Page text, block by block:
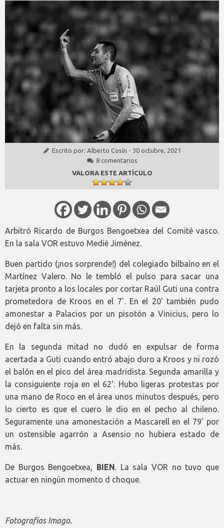
Escrito por: Alberto Cosín - 30 octubre, 2021
8 comentarios
VALORA ESTE ARTÍCULO
Arbitró Ricardo de Burgos Bengoetxea del Comité vasco.
En la sala VOR estuvo Medié Jiménez.
Buen partido (¡nos sorprende!) del colegiado bilbaíno en el
Martínez Valero. No le tembló el pulso para sacar una
tarjeta pronto a los locales por cortar Raúl Guti una contra
prometedora de Kroos en el 7'. En el 20' también pudo
amonestar a Palacios por un pisotón a Vinicius, pero lo
dejó en falta sin más.
En la segunda mitad no dudó en expulsar de forma
acertada a Guti cuando entró abajo duro a Kroos y ni rozó
el balón en el pico del área madridista. Segunda amarilla y
la consiguiente roja en el 62'. Hubo ligeras protestas por
una mano de Roco en el área unos minutos después, pero
lo cierto es que el cuero le dio en el pecho al chileno.
Seguramente una amonestación a Mascarell en el 79' por
un ostensible agarrón a Asensio no hubiera estado de
más.
De Burgos Bengoetxea, BIEN. La sala VOR no tuvo que
actuar en ningún momento d choque.
Fotografías Imago.